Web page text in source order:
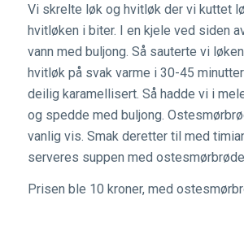
Vi skrelte løk og hvitløk der vi kuttet
hvitløken i biter. I en kjele ved siden
vann med buljong. Så sauterte vi
hvitløk på svak varme i 30-45
deilig karamellisert. Så hadde vi i
og spedde med buljong.
vanlig vis. Smak deretter til med
serveres suppen med
Prisen ble 10 kroner, med